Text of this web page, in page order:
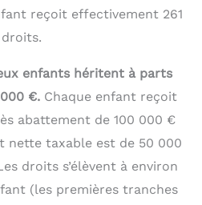
reçoit effectivement 261
enfants héritent à parts
€. Chaque enfant reçoit
abattement de 100 000 €
nette taxable est de 50 000
droits s’élèvent à environ
(les premières tranches